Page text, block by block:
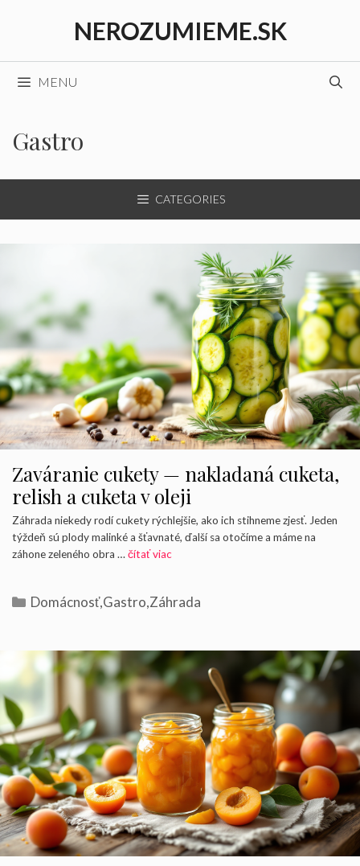
NEROZUMIEME.SK
MENU
Gastro
CATEGORIES
Zaváranie cukety — nakladaná cuketa,
relish a cuketa v oleji
Záhrada niekedy rodí cukety rýchlejšie, ako ich stihneme zjesť. Jeden
týždeň sú plody malinké a šťavnaté, ďalší sa otočíme a máme na
záhone zeleného obra …čítať viac
Kategórie
Domácnosť,Gastro,Záhrada